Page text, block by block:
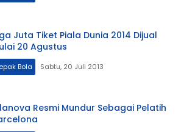
Juta Tiket Piala Dunia 2014 Dijual
20 Agustus
Bola Sabtu, 20 Juli 2013
Resmi Mundur Sebagai Pelatih